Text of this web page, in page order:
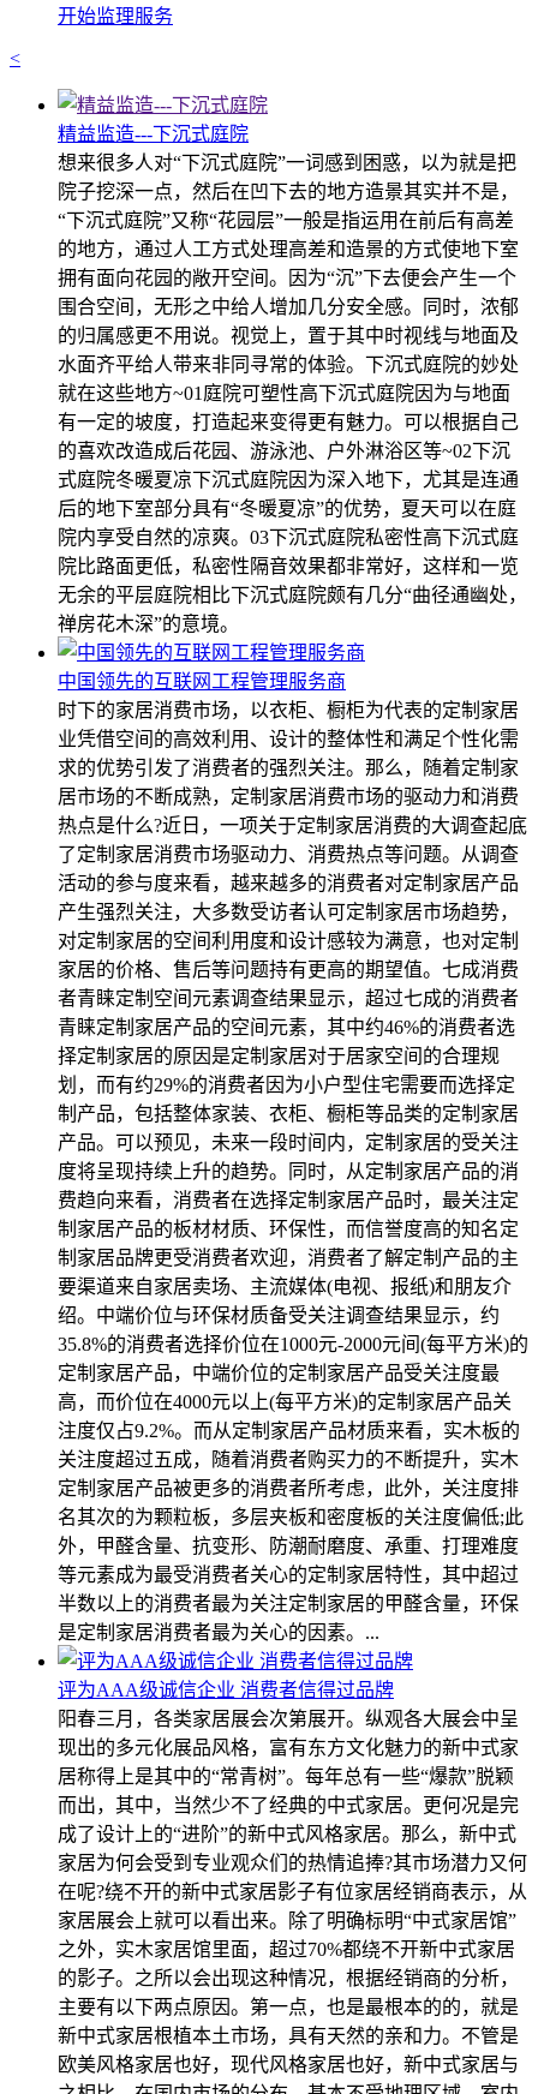
开始监理服务
<
精益监造---下沉式庭院
想来很多人对“下沉式庭院”一词感到困惑，以为就是把
院子挖深一点，然后在凹下去的地方造景其实并不是，
“下沉式庭院”又称“花园层”一般是指运用在前后有高差
的地方，通过人工方式处理高差和造景的方式使地下室
拥有面向花园的敞开空间。因为“沉”下去便会产生一个
围合空间，无形之中给人增加几分安全感。同时，浓郁
的归属感更不用说。视觉上，置于其中时视线与地面及
水面齐平给人带来非同寻常的体验。下沉式庭院的妙处
就在这些地方~01庭院可塑性高下沉式庭院因为与地面
有一定的坡度，打造起来变得更有魅力。可以根据自己
的喜欢改造成后花园、游泳池、户外淋浴区等~02下沉
式庭院冬暖夏凉下沉式庭院因为深入地下，尤其是连通
后的地下室部分具有“冬暖夏凉”的优势，夏天可以在庭
院内享受自然的凉爽。03下沉式庭院私密性高下沉式庭
院比路面更低，私密性隔音效果都非常好，这样和一览
无余的平层庭院相比下沉式庭院颇有几分“曲径通幽处，
禅房花木深”的意境。
中国领先的互联网工程管理服务商
时下的家居消费市场，以衣柜、橱柜为代表的定制家居
业凭借空间的高效利用、设计的整体性和满足个性化需
求的优势引发了消费者的强烈关注。那么，随着定制家
居市场的不断成熟，定制家居消费市场的驱动力和消费
热点是什么?近日，一项关于定制家居消费的大调查起底
了定制家居消费市场驱动力、消费热点等问题。从调查
活动的参与度来看，越来越多的消费者对定制家居产品
产生强烈关注，大多数受访者认可定制家居市场趋势，
对定制家居的空间利用度和设计感较为满意，也对定制
家居的价格、售后等问题持有更高的期望值。七成消费
者青睐定制空间元素调查结果显示，超过七成的消费者
青睐定制家居产品的空间元素，其中约46%的消费者选
择定制家居的原因是定制家居对于居家空间的合理规
划，而有约29%的消费者因为小户型住宅需要而选择定
制产品，包括整体家装、衣柜、橱柜等品类的定制家居
产品。可以预见，未来一段时间内，定制家居的受关注
度将呈现持续上升的趋势。同时，从定制家居产品的消
费趋向来看，消费者在选择定制家居产品时，最关注定
制家居产品的板材材质、环保性，而信誉度高的知名定
制家居品牌更受消费者欢迎，消费者了解定制产品的主
要渠道来自家居卖场、主流媒体(电视、报纸)和朋友介
绍。中端价位与环保材质备受关注调查结果显示，约
35.8%的消费者选择价位在1000元-2000元间(每平方米)的
定制家居产品，中端价位的定制家居产品受关注度最
高，而价位在4000元以上(每平方米)的定制家居产品关
注度仅占9.2%。而从定制家居产品材质来看，实木板的
关注度超过五成，随着消费者购买力的不断提升，实木
定制家居产品被更多的消费者所考虑，此外，关注度排
名其次的为颗粒板，多层夹板和密度板的关注度偏低;此
外，甲醛含量、抗变形、防潮耐磨度、承重、打理难度
等元素成为最受消费者关心的定制家居特性，其中超过
半数以上的消费者最为关注定制家居的甲醛含量，环保
是定制家居消费者最为关心的因素。...
评为AAA级诚信企业 消费者信得过品牌
阳春三月，各类家居展会次第展开。纵观各大展会中呈
现出的多元化展品风格，富有东方文化魅力的新中式家
居称得上是其中的“常青树”。每年总有一些“爆款”脱颖
而出，其中，当然少不了经典的中式家居。更何况是完
成了设计上的“进阶”的新中式风格家居。那么，新中式
家居为何会受到专业观众们的热情追捧?其市场潜力又何
在呢?绕不开的新中式家居影子有位家居经销商表示，从
家居展会上就可以看出来。除了明确标明“中式家居馆”
之外，实木家居馆里面，超过70%都绕不开新中式家居
的影子。之所以会出现这种情况，根据经销商的分析，
主要有以下两点原因。第一点，也是最根本的的，就是
新中式家居根植本土市场，具有天然的亲和力。不管是
欧美风格家居也好，现代风格家居也好，新中式家居与